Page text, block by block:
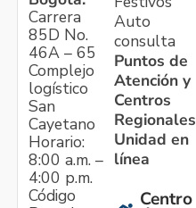
Carrera
85D No.
46A – 65
Complejo
logístico
San
Cayetano
Horario:
8:00 a.m. –
4:00 p.m.
Código
Auto
consulta
Puntos de
Atención y
Centros
Regionales
Unidad en
línea
Centro